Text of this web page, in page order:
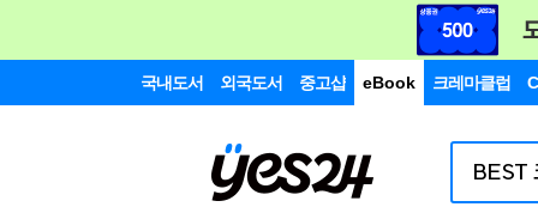
국내도서 외국도서 중고샵 eBook 크레마클럽